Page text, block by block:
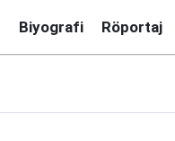
Biyografi Röportaj